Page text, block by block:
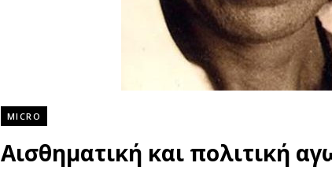
MICRO
Αισθηματική και πολιτική